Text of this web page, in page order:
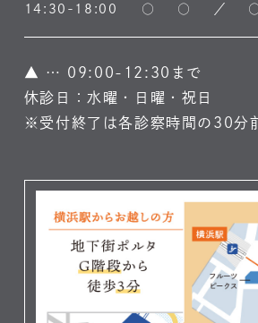
14:30-18:00 ○ ○ ／
▲
… 09:00-12:30まで
休診日：水曜・日曜・祝日
※受付終了は各診察時間の30分